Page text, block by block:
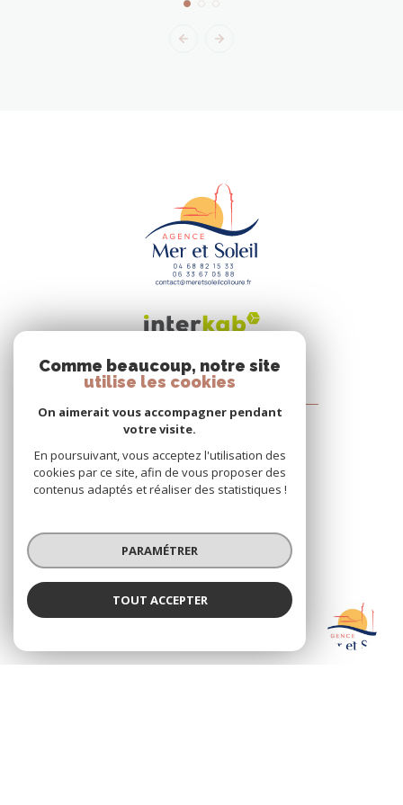
Agence Mer et Soleil
Agence Mer Et Soleil
25 Rue Pasteur
66190Collioure
04 68 82 15 33
Nos réseaux
Nous suivre
Comme beaucoup, notre site
utilise les cookies
On aimerait vous accompagner pendant
votre visite.
En poursuivant, vous acceptez l'utilisation des
cookies par ce site, afin de vous proposer des
contenus adaptés et réaliser des statistiques !
PARAMÉTRER
TOUT ACCEPTER